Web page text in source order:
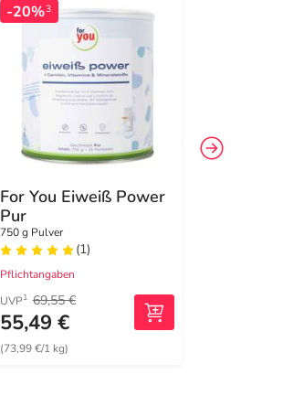
-20%3
For You Eiweiß Power
Pur
750 g Pulver
(1)
Pflichtangaben
UVP1 69,55 €
55,49 €
(73,99 €/1 kg)